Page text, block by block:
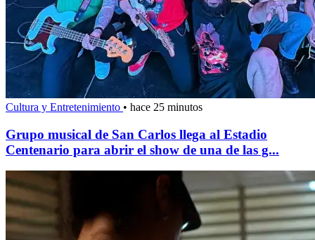
Cultura y Entretenimiento • hace 25 minutos
Grupo musical de San Carlos llega al Estadio
Centenario para abrir el show de una de las g...